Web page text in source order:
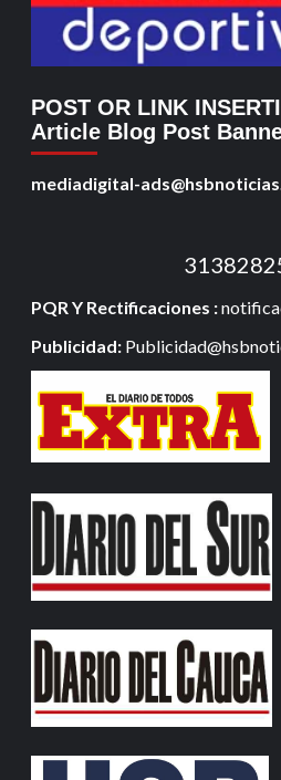
POST OR LINK
Article Blog Post
mediadigital-
PQR Y Rectificaciones :
Publicidad: